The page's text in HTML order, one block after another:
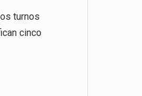
turnos
cinco